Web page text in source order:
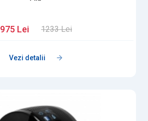
975 Lei 1233 Lei
Vezi detalii